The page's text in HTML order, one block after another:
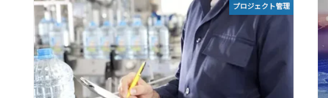
プロジェクト管理